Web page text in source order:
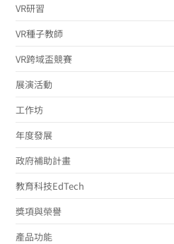
VR研習
VR種子教師
VR跨域盃競賽
展演活動
工作坊
年度發展
政府補助計畫
教育科技EdTech
獎項與榮譽
產品功能